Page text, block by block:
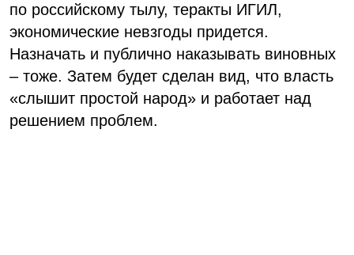
по российскому тылу, теракты ИГИЛ,
экономические невзгоды придется.
Назначать и публично наказывать виновных
– тоже. Затем будет сделан вид, что власть
«слышит простой народ» и работает над
решением проблем.